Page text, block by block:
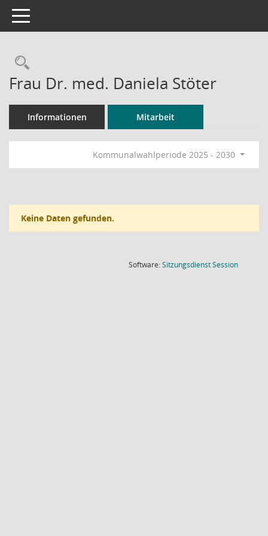
Toggle navigation
Rechercheauswahl
Frau Dr. med. Daniela Stöter
Informationen Mitarbeit
Kommunalwahlperiode 2025 - 2030
Keine Daten gefunden.
Software:SitzungsdienstSession(Wird in